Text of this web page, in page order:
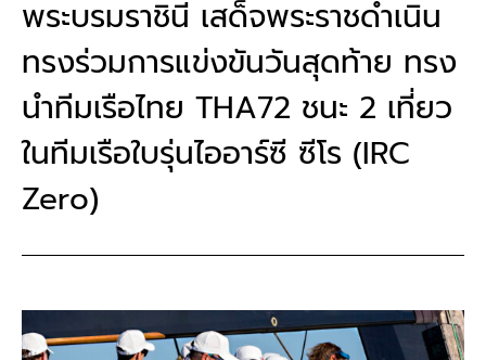
พระบรมราชินี เสด็จพระราชดำเนิน
ทรงร่วมการแข่งขันวันสุดท้าย ทรง
นำทีมเรือไทย THA72 ชนะ 2 เที่ยว
ในทีมเรือใบรุ่นไออาร์ซี ซีโร (IRC
Zero)